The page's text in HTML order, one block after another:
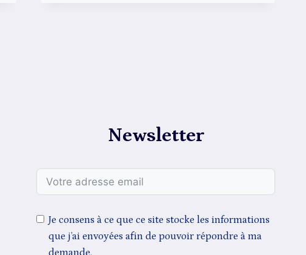
Newsletter
Je consens à ce que ce site stocke les informations
que j’ai envoyées afin de pouvoir répondre à ma
demande.